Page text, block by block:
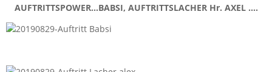
AUFTRITTSPOWER…BABSI, AUFTRITTSLACHER Hr. AXEL ….